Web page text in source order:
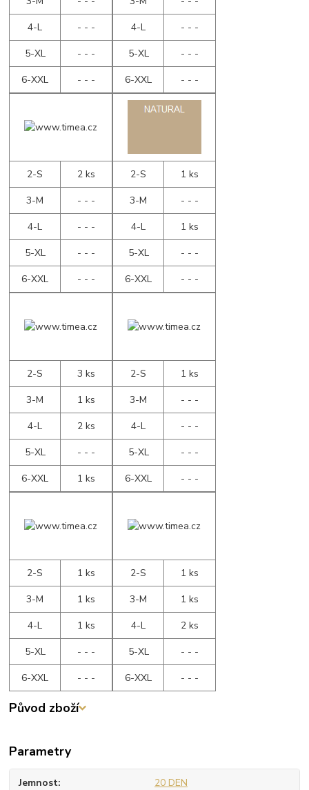
4-L
- - -
5-XL
- - -
6-XXL
- - -
4-L
- - -
5-XL
- - -
6-XXL
- - -
2-S
2 ks
3-M
- - -
4-L
- - -
5-XL
- - -
6-XXL
- - -
2-S
1 ks
3-M
- - -
4-L
1 ks
5-XL
- - -
6-XXL
- - -
2-S
3 ks
3-M
1 ks
4-L
2 ks
5-XL
- - -
6-XXL
1 ks
2-S
1 ks
3-M
- - -
4-L
- - -
5-XL
- - -
6-XXL
- - -
2-S
1 ks
3-M
1 ks
4-L
1 ks
5-XL
- - -
6-XXL
- - -
2-S
1 ks
3-M
1 ks
4-L
2 ks
5-XL
- - -
6-XXL
- - -
Původ zboží
Parametry
Jemnost 20 DEN